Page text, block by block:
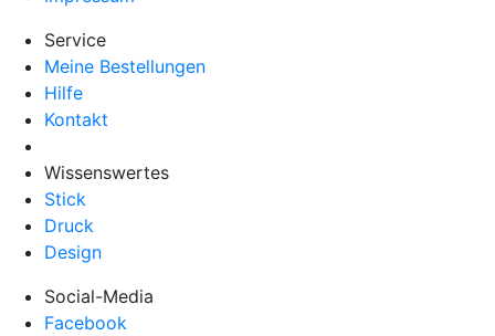
Service
Meine Bestellungen
Hilfe
Kontakt
Wissenswertes
Stick
Druck
Design
Social-Media
Facebook